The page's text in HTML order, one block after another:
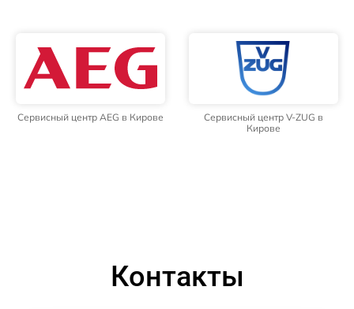
Сервисный центр AEG в Кирове
Сервисный центр V-ZUG в
Кирове
Контакты